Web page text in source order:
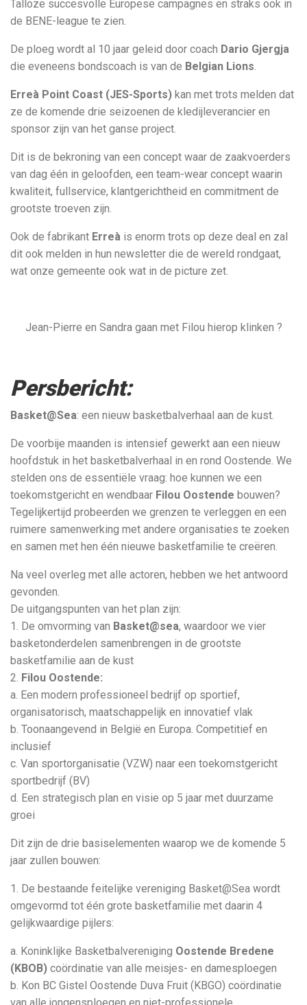
Talloze succesvolle Europese campagnes en straks ook in
de BENE-league te zien.
De ploeg wordt al 10 jaar geleid door coach Dario Gjergja
die eveneens bondscoach is van de Belgian Lions.
Erreà Point Coast (JES-Sports) kan met trots melden dat
ze de komende drie seizoenen de kledijleverancier en
sponsor zijn van het ganse project.
Dit is de bekroning van een concept waar de zaakvoerders
van dag één in geloofden, een team-wear concept waarin
kwaliteit, fullservice, klantgerichtheid en commitment de
grootste troeven zijn.
Ook de fabrikant Erreà is enorm trots op deze deal en zal
dit ook melden in hun newsletter die de wereld rondgaat,
wat onze gemeente ook wat in de picture zet.
Jean-Pierre en Sandra gaan met Filou hierop klinken ?
Persbericht:
Basket@Sea: een nieuw basketbalverhaal aan de kust.
De voorbije maanden is intensief gewerkt aan een nieuw
hoofdstuk in het basketbalverhaal in en rond Oostende. We
stelden ons de essentiële vraag: hoe kunnen we een
toekomstgericht en wendbaar Filou Oostende bouwen?
Tegelijkertijd probeerden we grenzen te verleggen en een
ruimere samenwerking met andere organisaties te zoeken
en samen met hen één nieuwe basketfamilie te creëren.
Na veel overleg met alle actoren, hebben we het antwoord
gevonden.
De uitgangspunten van het plan zijn:
1. De omvorming van Basket@sea, waardoor we vier
basketonderdelen samenbrengen in de grootste
basketfamilie aan de kust
2. Filou Oostende:
a. Een modern professioneel bedrijf op sportief,
organisatorisch, maatschappelijk en innovatief vlak
b. Toonaangevend in België en Europa. Competitief en
inclusief
c. Van sportorganisatie (VZW) naar een toekomstgericht
sportbedrijf (BV)
d. Een strategisch plan en visie op 5 jaar met duurzame
groei
Dit zijn de drie basiselementen waarop we de komende 5
jaar zullen bouwen:
1. De bestaande feitelijke vereniging Basket@Sea wordt
omgevormd tot één grote basketfamilie met daarin 4
gelijkwaardige pijlers:
a. Koninklijke Basketbalvereniging Oostende Bredene
(KBOB) coördinatie van alle meisjes- en damesploegen
b. Kon BC Gistel Oostende Duva Fruit (KBGO) coördinatie